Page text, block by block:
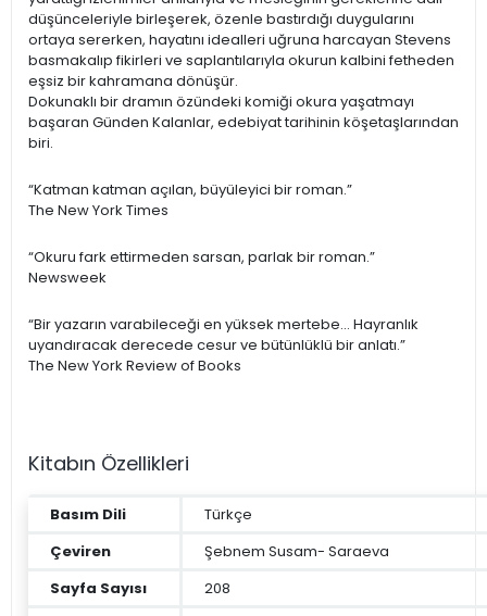
düşünceleriyle birleşerek, özenle bastırdığı duygularını
ortaya sererken, hayatını idealleri uğruna harcayan Stevens
basmakalıp fikirleri ve saplantılarıyla okurun kalbini fetheden
eşsiz bir kahramana dönüşür.
Dokunaklı bir dramın özündeki komiği okura yaşatmayı
başaran Günden Kalanlar, edebiyat tarihinin köşetaşlarından
biri.
“Katman katman açılan, büyüleyici bir roman.”
The New York Times
“Okuru fark ettirmeden sarsan, parlak bir roman.”
Newsweek
“Bir yazarın varabileceği en yüksek mertebe... Hayranlık
uyandıracak derecede cesur ve bütünlüklü bir anlatı.”
The New York Review of Books
Kitabın Özellikleri
Basım Dili
Türkçe
Çeviren
Şebnem Susam- Saraeva
Sayfa Sayısı
208